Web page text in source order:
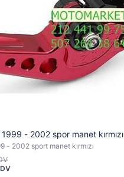
- 2002 spor manet kırmızı
- 2002 sport manet kırmızı